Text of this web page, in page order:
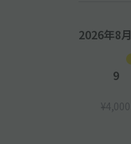
2026年8月
9
¥4,000